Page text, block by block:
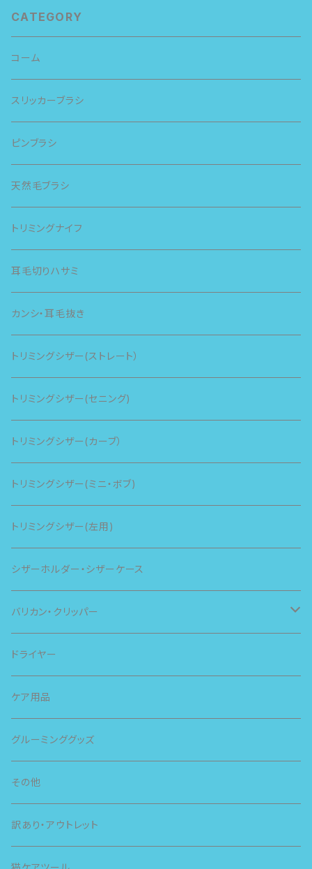
CATEGORY
コーム
スリッカーブラシ
ピンブラシ
天然毛ブラシ
トリミングナイフ
耳毛切りハサミ
カンシ・耳毛抜き
トリミングシザー(ストレート）
トリミングシザー(セニング)
トリミングシザー(カーブ）
トリミングシザー(ミニ・ボブ)
トリミングシザー(左用)
シザーホルダー・シザーケース
バリカン・クリッパー
スピー
スライヴ
ドライヤー
ケア用品
グルーミンググッズ
その他
訳あり・アウトレット